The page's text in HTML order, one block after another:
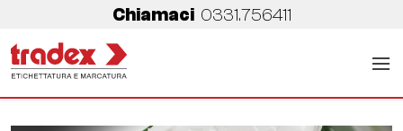
Chiamaci 0331.756411